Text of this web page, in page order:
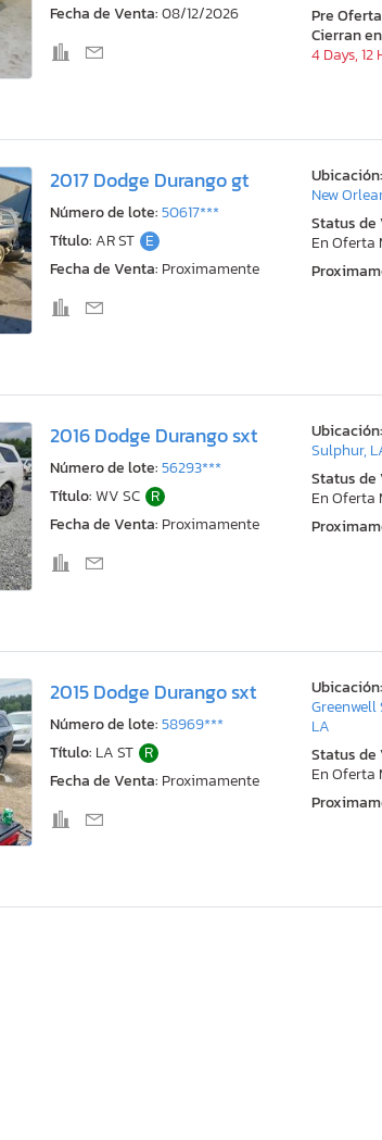
Fecha de Venta:08/12/2026
Pre
Cierran
4 Days, 12
2017 Dodge Durango gt
Número de lote:50617***
Título: AR ST E
Fecha de Venta: Proximamente
Ubicación:
New
Status de
En Oferta
2016 Dodge Durango sxt
Número de lote:56293***
Título:WV SC R
Fecha de Venta: Proximamente
Ubicación:
Sulphur,
Status de
En Oferta
2015 Dodge Durango sxt
Número de lote:58969***
Título: LA ST R
Fecha de Venta: Proximamente
Ubicación:
Greenwell
LA
Status de
En Oferta